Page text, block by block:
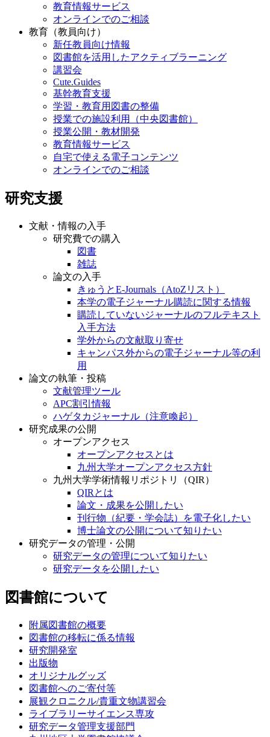
教育情報サービス
オンラインでのご相談
教育（教員向け）
新任教員向け情報
図書館を活用したアクティブラーニング
講習会
Cute.Guides
基幹教育支援
学習・教育用図書の整備
授業での施設利用（中央図書館）
授業公開・教材開発
教育情報サービス
自宅で使える電子コンテンツ
オンラインでのご相談
研究支援
文献・情報の入手
研究費での購入
図書
雑誌
論文の入手
きゅうとE-Journals（AtoZリスト）
本学の電子ジャーナル購読に関する情報
購読していないジャーナルのフルテキスト
入手方法
学外からの文献取り寄せ
キャンパス外からの電子ジャーナル等の利
用
論文の執筆・投稿
文献管理ツール
APC割引情報
ハゲタカジャーナル（注意喚起）
研究成果の公開
オープンアクセス
オープンアクセスとは
九州大学オープンアクセス方針
九州大学学術情報リポジトリ（QIR）
QIRとは
論文・成果を公開したい
刊行物（紀要・学会誌）を電子化したい
博士論文の公開について知りたい
研究データの管理・公開
研究データの管理について知りたい
研究データを公開したい
図書館について
附属図書館の概要
図書館の移転に係る情報
研究開発室
出版物
オリジナルグッズ
図書館へのご寄付等
展観クロニクル/貴重文物講習会
ライブラリーサイエンス専攻
研究データ管理支援部門